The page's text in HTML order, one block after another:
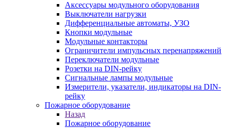
Аксессуары модульного оборудования
Выключатели нагрузки
Дифференциальные автоматы, УЗО
Кнопки модульные
Модульные контакторы
Ограничители импульсных перенапряжений
Переключатели модульные
Розетки на DIN-рейку
Сигнальные лампы модульные
Измерители, указатели, индикаторы на DIN-
рейку
Пожарное оборудование
Назад
Пожарное оборудование